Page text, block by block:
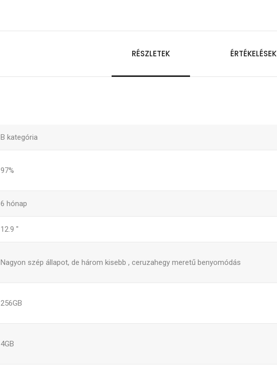
RÉSZLETEK ÉRTÉKELÉSEK
B kategória
97%
6 hónap
12.9 "
Nagyon szép állapot, de három kisebb , ceruzahegy meretű benyomódás
256GB
4GB